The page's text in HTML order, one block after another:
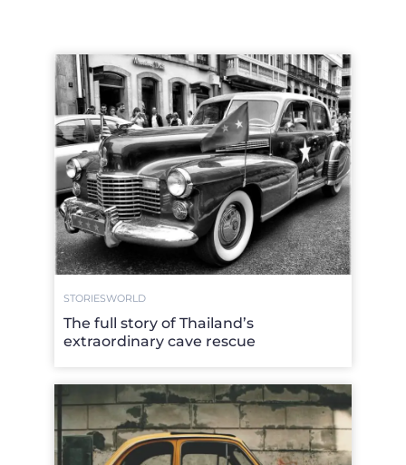
STORIESWORLD
The full story of Thailand’s
extraordinary cave rescue